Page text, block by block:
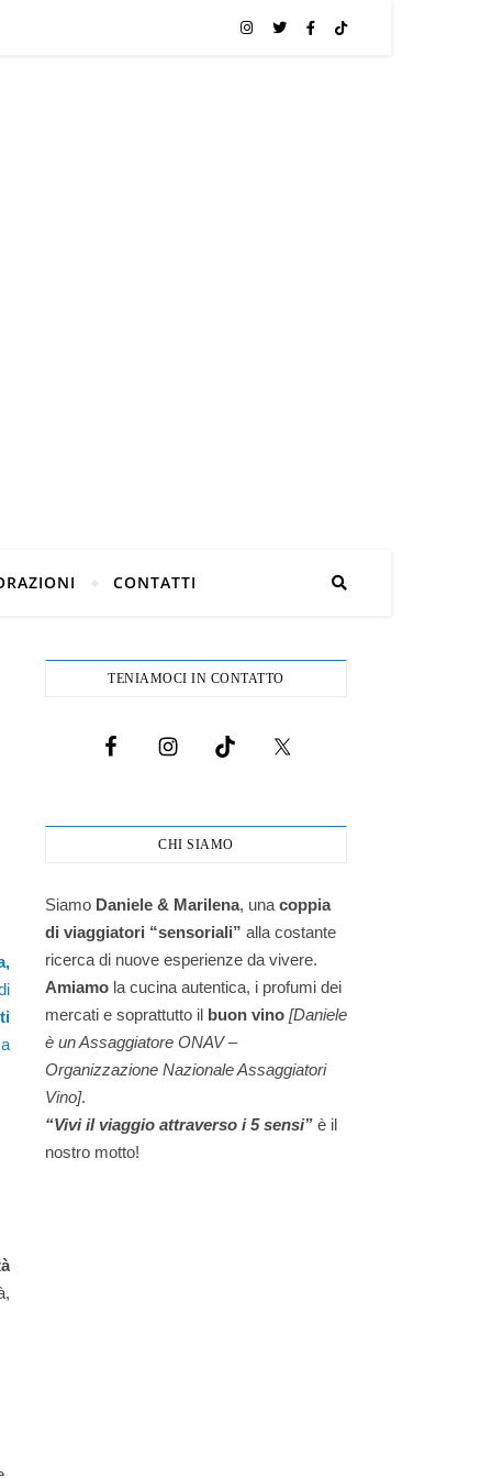
CONTATTI
TENIAMOCI IN CONTATTO
CHI SIAMO
Siamo Daniele & Marilena, una coppia
di viaggiatori “sensoriali” alla costante
ricerca di nuove esperienze da vivere.
Amiamo la cucina autentica, i profumi dei
mercati e soprattutto il buon vino [Daniele
è un Assaggiatore ONAV –
Organizzazione Nazionale Assaggiatori
Vino].
“Vivi il viaggio attraverso i 5 sensi” è il
nostro motto!